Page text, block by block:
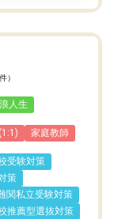
）
浪人生
家庭教師
受験対策
策
関私立受験対策
推薦型選抜対策